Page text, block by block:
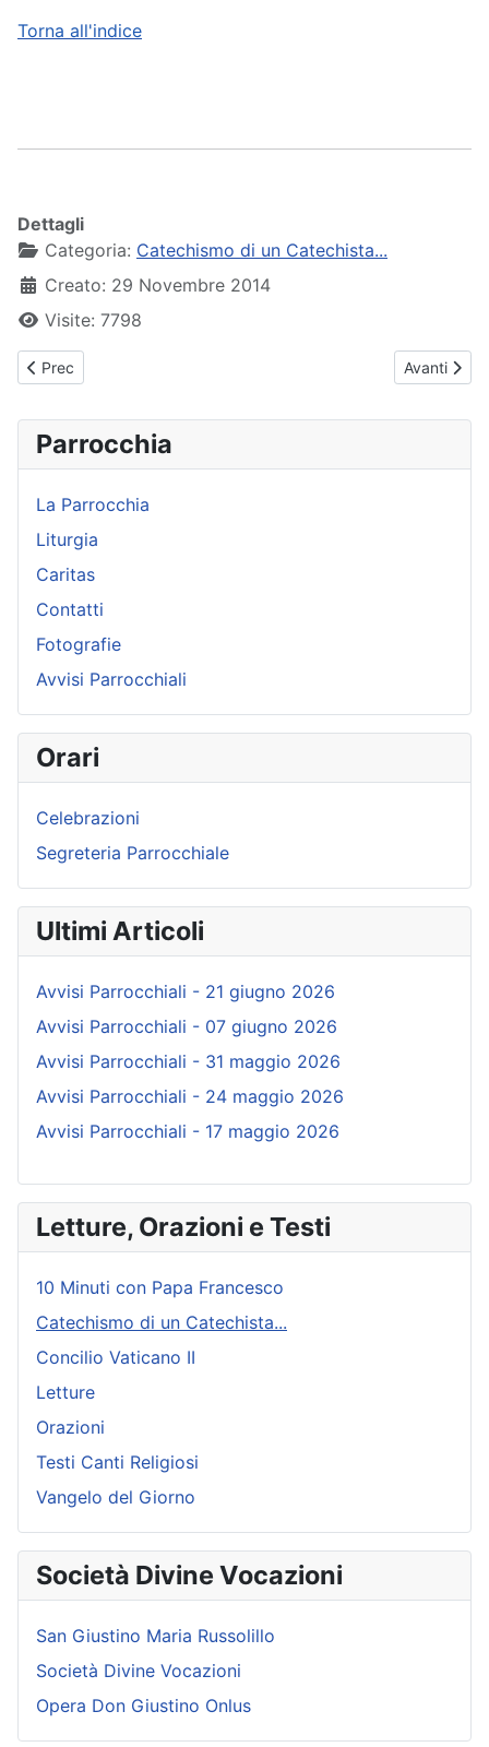
Torna all'indice
Dettagli
Categoria: Catechismo di un Catechista...
Creato: 29 Novembre 2014
Visite: 7798
Articolo precedente: 16 - La professione di fede: il Credo
Prec Articolo
Avanti
Parrocchia
La Parrocchia
Liturgia
Caritas
Contatti
Fotografie
Avvisi Parrocchiali
Orari
Celebrazioni
Segreteria Parrocchiale
Ultimi Articoli
Avvisi Parrocchiali - 21 giugno 2026
Avvisi Parrocchiali - 07 giugno 2026
Avvisi Parrocchiali - 31 maggio 2026
Avvisi Parrocchiali - 24 maggio 2026
Avvisi Parrocchiali - 17 maggio 2026
Letture, Orazioni e Testi
10 Minuti con Papa Francesco
Catechismo di un Catechista...
Concilio Vaticano II
Letture
Orazioni
Testi Canti Religiosi
Vangelo del Giorno
Società Divine Vocazioni
San Giustino Maria Russolillo
Società Divine Vocazioni
Opera Don Giustino Onlus